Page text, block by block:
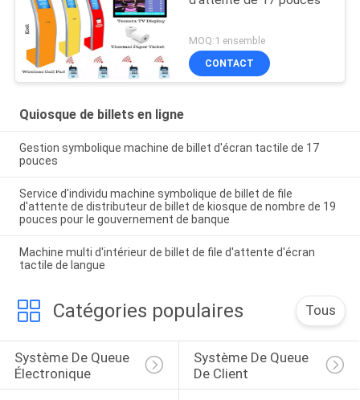
MOQ:1 ensemble
CONTACT
Quiosque de billets en ligne
Gestion symbolique machine de billet d'écran tactile de 17
pouces
Service d'individu machine symbolique de billet de file
d'attente de distributeur de billet de kiosque de nombre de 19
pouces pour le gouvernement de banque
Machine multi d'intérieur de billet de file d'attente d'écran
tactile de langue
Catégories populaires Tous
Système De Queue
Électronique
Système De Queue
De Client